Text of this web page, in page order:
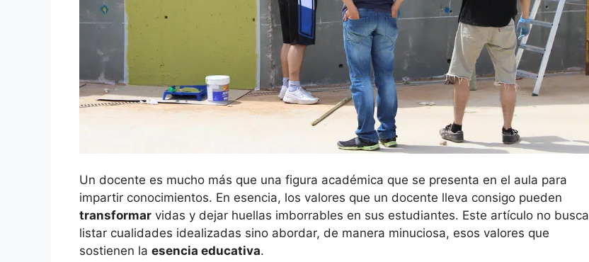
Un docente es mucho más que una figura académica que se presenta en el aula para
impartir conocimientos. En esencia, los valores que un docente lleva consigo pueden
transformar vidas y dejar huellas imborrables en sus estudiantes. Este artículo no busca
listar cualidades idealizadas sino abordar, de manera minuciosa, esos valores que
sostienen la esencia educativa.